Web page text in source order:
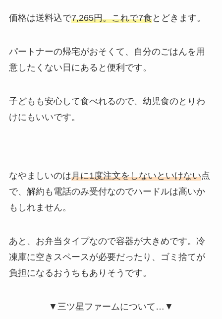
価格は送料込で7,265円。これで7食とどきます。
パートナーの帰宅がおそくて、自分のごはんを用
意したくない日にあると便利です。
子どもも安心して食べれるので、幼児食のとりわ
けにもいいです。
なやましいのは月に1度注文をしないといけない点
で、 解約も電話のみ受付なのでハードルは高いか
もしれません。
あと、お弁当タイプなので容器が大きめです。冷
凍庫に空きスペースが必要だったり、ゴミ捨てが
負担になるおうちもありそうです。
▼三ツ星ファームについて…▼